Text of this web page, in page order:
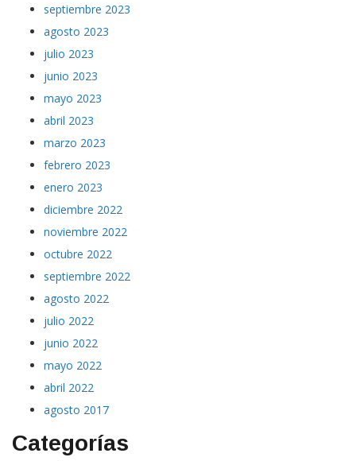
septiembre 2023
agosto 2023
julio 2023
junio 2023
mayo 2023
abril 2023
marzo 2023
febrero 2023
enero 2023
diciembre 2022
noviembre 2022
octubre 2022
septiembre 2022
agosto 2022
julio 2022
junio 2022
mayo 2022
abril 2022
agosto 2017
Categorías